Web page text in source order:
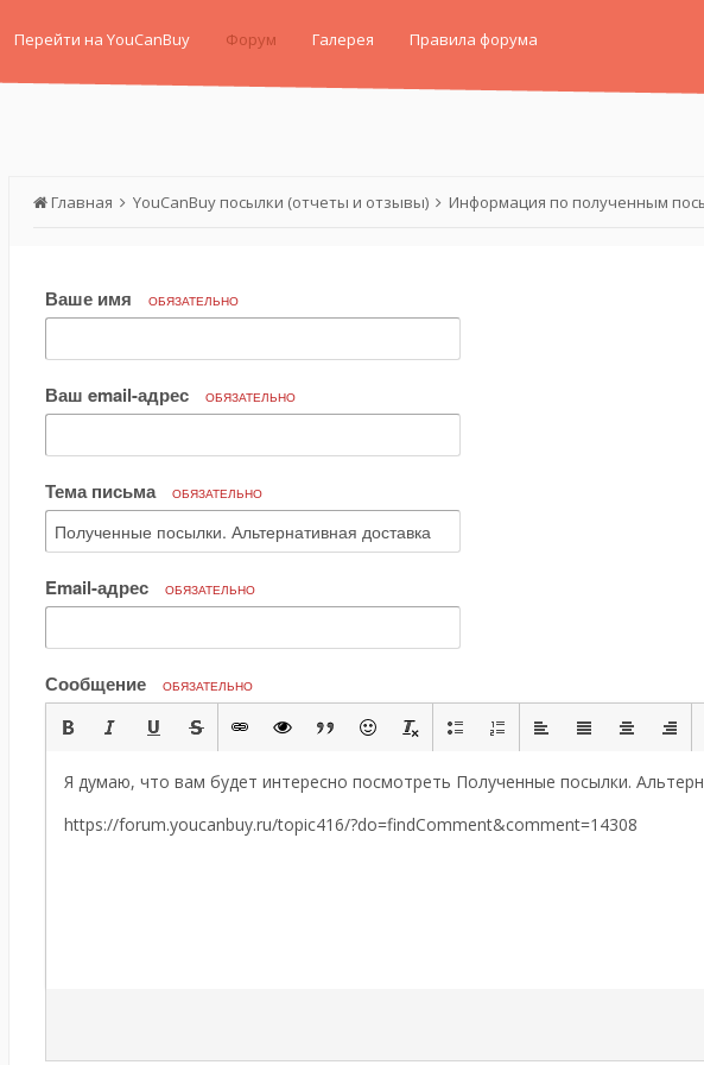
Перейти на YouCanBuy Форум Галерея Правила форума
Главная YouCanBuy посылки (отчеты и отзывы) Информация по полученным
Ваше имя ОБЯЗАТЕЛЬНО
Ваш email-адрес ОБЯЗАТЕЛЬНО
Тема письма ОБЯЗАТЕЛЬНО
Email-адрес ОБЯЗАТЕЛЬНО
Сообщение ОБЯЗАТЕЛЬНО
Я думаю, что вам будет интересно посмотреть Полученные посылки.
https://forum.youcanbuy.ru/topic416/?do=findComment&comment=14308